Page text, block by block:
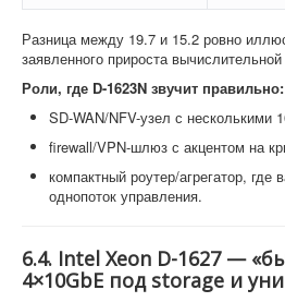
Разница между 19.7 и 15.2 ровно
заявленного прироста
Роли, где D-1623N звучит правильно:
SD-WAN/NFV-узел с несколькими
firewall/VPN-шлюз с акцентом на
компактный роутер/агрегатор,
однопоток управления.
6.4. Intel Xeon D-1627 —
4×10GbE под storage и